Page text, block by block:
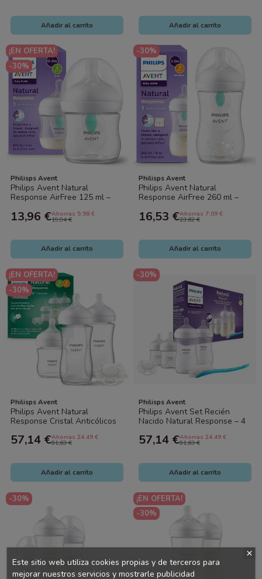
Añadir al carrito Añadir al carrito
¡EN OFERTA!
-30%
Philisps Avent
Philips Avent Natural
Response AirFree 125 ml –
Natural (0-3...
13,96 €Ahorras 5.98 €
19,94 €
Añadir al carrito
-30%
Philisps Avent
Philips Avent Natural
Response AirFree 260 ml –
Natural, Sin...
16,53 €Ahorras 7.09 €
23,62 €
Añadir al carrito
¡EN OFERTA!
-30%
Philisps Avent
Philips Avent Natural
Response Cristal Anticólicos
(120 ml...
57,14 €Ahorras 24.49 €
81,63 €
Añadir al carrito
-30%
Philisps Avent
Philips Avent Set Recién
Nacido Natural Response – 4
ml)...
57,14 €Ahorras 24.49 €
81,63 €
Añadir al carrito
-30%
¡EN OFERTA!
-30%
Este sitio web utiliza cookies propias y de terceros para
mejorar nuestros servicios y mostrarle publicidad